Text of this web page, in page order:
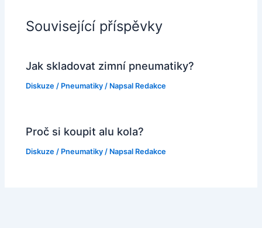
Související příspěvky
Jak skladovat zimní pneumatiky?
Diskuze / Pneumatiky / Napsal Redakce
Proč si koupit alu kola?
Diskuze / Pneumatiky / Napsal Redakce